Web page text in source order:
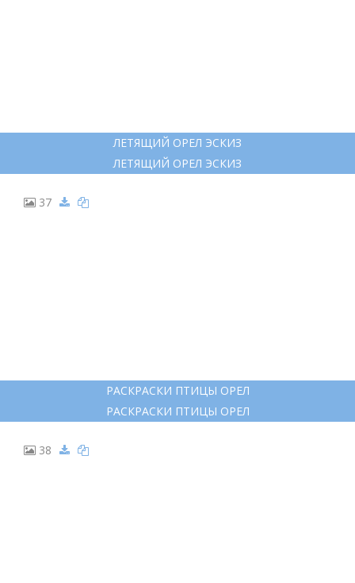
ЛЕТЯЩИЙ ОРЕЛ ЭСКИЗ
ЛЕТЯЩИЙ ОРЕЛ ЭСКИЗ
37
РАСКРАСКИ ПТИЦЫ ОРЕЛ
РАСКРАСКИ ПТИЦЫ ОРЕЛ
38